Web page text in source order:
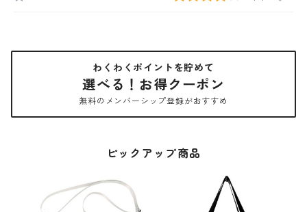
わくわくポイントを貯めて
選べる！お得クーポン
無料のメンバーシップ登録がおすすめ
ピックアップ商品